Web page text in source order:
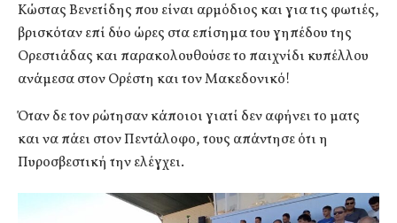
Κώστας Βενετίδης που είναι αρμόδιος και για τις φωτιές,
βρισκόταν επί δύο ώρες στα επίσημα του γηπέδου της
Ορεστιάδας και παρακολουθούσε το παιχνίδι κυπέλλου
ανάμεσα στον Ορέστη και τον Μακεδονικό!
Όταν δε τον ρώτησαν κάποιοι γιατί δεν αφήνει το ματς
και να πάει στον Πεντάλοφο, τους απάντησε ότι η
Πυροσβεστική την ελέγχει.